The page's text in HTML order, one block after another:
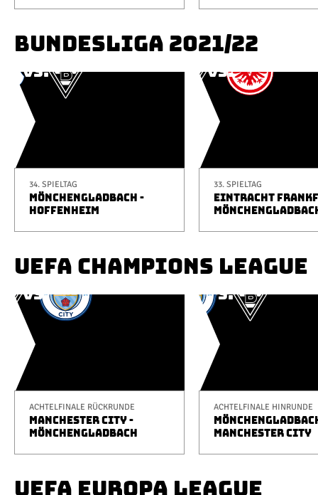
BUNDESLIGA 2021/22
34. SPIELTAG
MÖNCHENGLADBACH -
HOFFENHEIM
33. SPIELTAG
EINTRACHT
UEFA CHAMPIONS LEAGUE
ACHTELFINALE RÜCKRUNDE
MANCHESTER CITY -
MÖNCHENGLADBACH
ACHTELFINALE HINRUNDE
MANCHESTER CITY
UEFA EUROPA LEAGUE